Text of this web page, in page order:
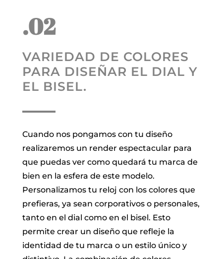
.02
VARIEDAD DE COLORES
PARA DISEÑAR EL DIAL Y
EL BISEL.
Cuando nos pongamos con tu diseño
realizaremos un render espectacular para
que puedas ver como quedará tu marca de
bien en la esfera de este modelo.
Personalizamos tu reloj con los colores que
prefieras, ya sean corporativos o personales,
tanto en el dial como en el bisel. Esto
permite crear un diseño que refleje la
identidad de tu marca o un estilo único y